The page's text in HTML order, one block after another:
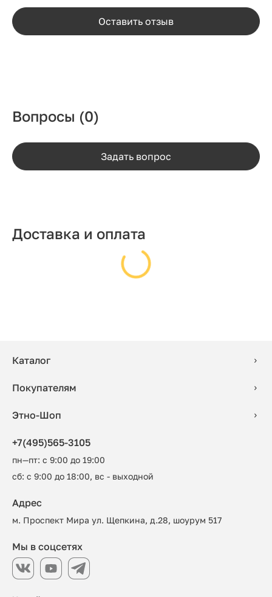
Оставить отзыв
Вопросы (0)
Задать вопрос
Доставка и оплата
Каталог
Покупателям
Этно-Шоп
+7(495)565-3105
пн—пт: с 9:00 до 19:00
сб: с 9:00 до 18:00, вс - выходной
Адрес
м. Проспект Мира ул. Щепкина, д.28, шоурум 517
Мы в соцсетях